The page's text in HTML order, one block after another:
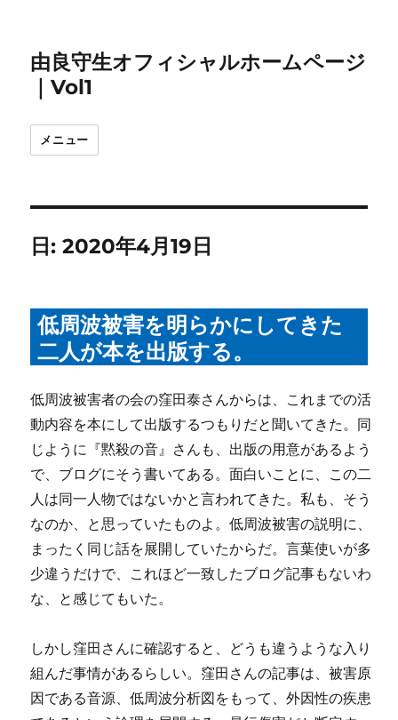
由良守生オフィシャルホームページ
｜Vol1
メニュー
日:2020年4月19日
低周波被害を明らかにしてきた
二人が本を出版する。
低周波被害者の会の窪田泰さんからは、これまでの活
動内容を本にして出版するつもりだと聞いてきた。同
じように『黙殺の音』さんも、出版の用意があるよう
で、ブログにそう書いてある。面白いことに、この二
人は同一人物ではないかと言われてきた。私も、そう
なのか、と思っていたものよ。低周波被害の説明に、
まったく同じ話を展開していたからだ。言葉使いが多
少違うだけで、これほど一致したブログ記事もないわ
な、と感じてもいた。
しかし窪田さんに確認すると、どうも違うような入り
組んだ事情があるらしい。窪田さんの記事は、被害原
因である音源、低周波分析図をもって、外因性の疾患